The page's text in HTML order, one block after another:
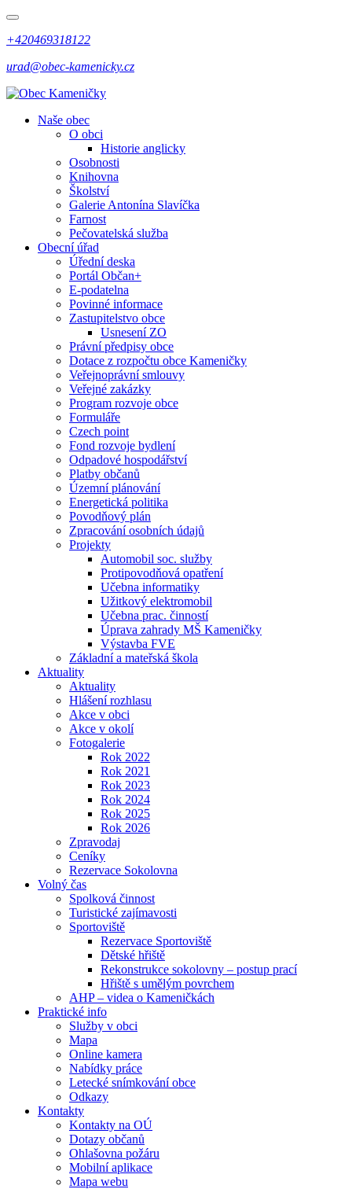
+420469318122
urad@obec-kamenicky.cz
Naše obec
O obci
Historie anglicky
Osobnosti
Knihovna
Školství
Galerie Antonína Slavíčka
Farnost
Pečovatelská služba
Obecní úřad
Úřední deska
Portál Občan+
E-podatelna
Povinné informace
Zastupitelstvo obce
Usnesení ZO
Právní předpisy obce
Dotace z rozpočtu obce Kameničky
Veřejnoprávní smlouvy
Veřejné zakázky
Program rozvoje obce
Formuláře
Czech point
Fond rozvoje bydlení
Odpadové hospodářství
Platby občanů
Územní plánování
Energetická politika
Povodňový plán
Zpracování osobních údajů
Projekty
Automobil soc. služby
Protipovodňová opatření
Učebna informatiky
Užitkový elektromobil
Učebna prac. činností
Úprava zahrady MŠ Kameničky
Výstavba FVE
Základní a mateřská škola
Aktuality
Aktuality
Hlášení rozhlasu
Akce v obci
Akce v okolí
Fotogalerie
Rok 2022
Rok 2021
Rok 2023
Rok 2024
Rok 2025
Rok 2026
Zpravodaj
Ceníky
Rezervace Sokolovna
Volný čas
Spolková činnost
Turistické zajímavosti
Sportoviště
Rezervace Sportoviště
Dětské hřiště
Rekonstrukce sokolovny – postup prací
Hřiště s umělým povrchem
AHP – videa o Kameničkách
Praktické info
Služby v obci
Mapa
Online kamera
Nabídky práce
Letecké snímkování obce
Odkazy
Kontakty
Kontakty na OÚ
Dotazy občanů
Ohlašovna požáru
Mobilní aplikace
Mapa webu